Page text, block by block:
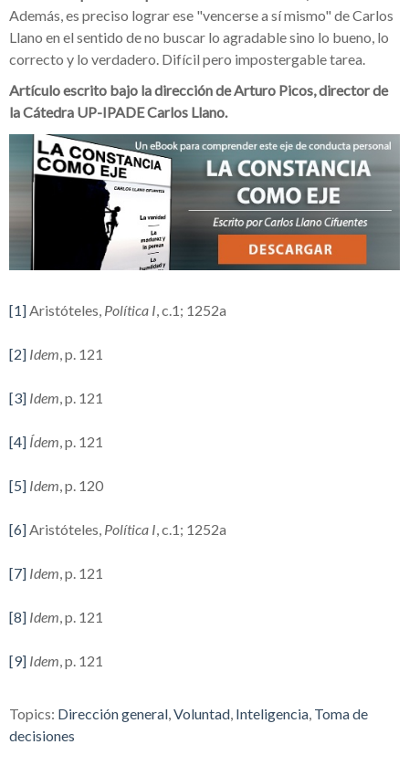
Además, es preciso lograr ese "vencerse a sí mismo" de Carlos
Llano en el sentido de no buscar lo agradable sino lo bueno, lo
correcto y lo verdadero. Difícil pero impostergable tarea.
Artículo escrito bajo la dirección de Arturo Picos, director de
la Cátedra UP-IPADE Carlos Llano.
[1]Aristóteles, Política I, c.1; 1252a
[2] Idem, p. 121
[3] Idem, p. 121
[4] Ídem, p. 121
[5] Idem, p. 120
[6]Aristóteles, Política I, c.1; 1252a
[7] Idem, p. 121
[8] Idem, p. 121
[9] Idem, p. 121
Topics: Dirección general,Voluntad, Inteligencia, Toma de
decisiones